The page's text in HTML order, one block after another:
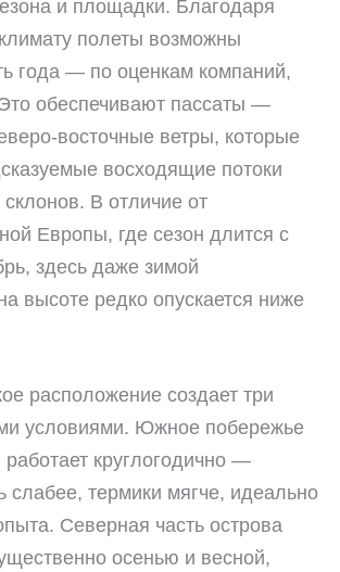
и площадки. Благодаря
полеты возможны
года — по оценкам компаний,
обеспечивают пассаты —
восточные ветры, которые
восходящие потоки
В отличие от
Европы, где сезон длится с
здесь даже зимой
высоте редко опускается ниже
расположение создает три
условиями. Южное побережье
круглогодично —
слабее, термики мягче, идеально
Северная часть острова
осенью и весной,